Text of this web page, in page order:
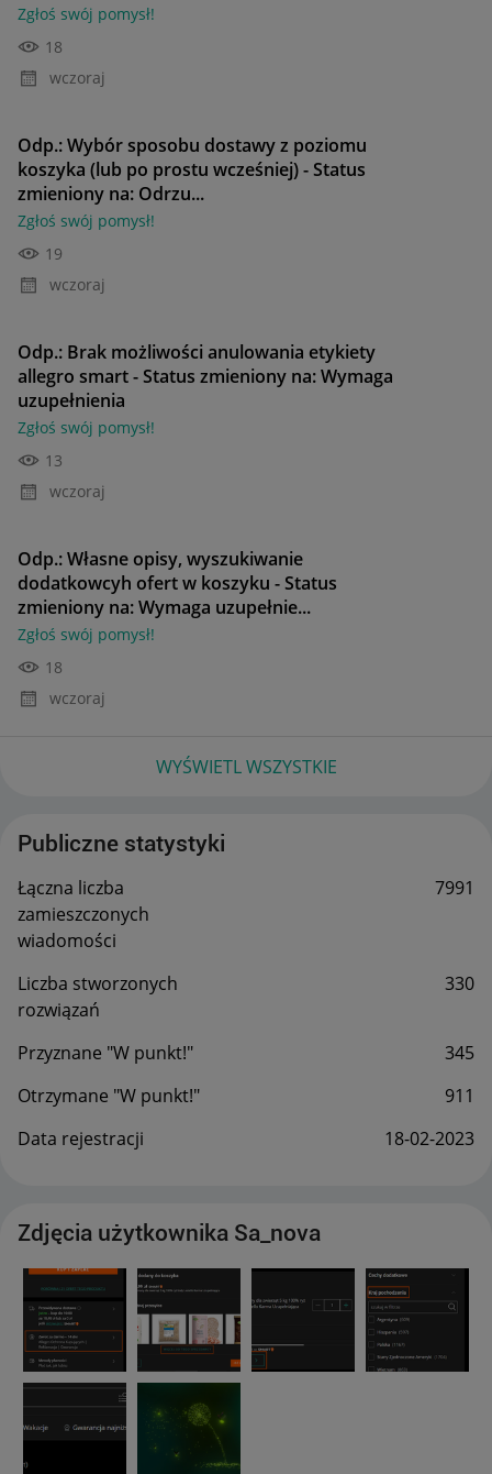
Zgłoś swój pomysł!
18
wczoraj
Odp.: Wybór sposobu dostawy z poziomu
koszyka (lub po prostu wcześniej) - Status
zmieniony na: Odrzu...
Zgłoś swój pomysł!
19
wczoraj
Odp.: Brak możliwości anulowania etykiety
allegro smart - Status zmieniony na: Wymaga
uzupełnienia
Zgłoś swój pomysł!
13
wczoraj
Odp.: Własne opisy, wyszukiwanie
dodatkowcyh ofert w koszyku - Status
zmieniony na: Wymaga uzupełnie...
Zgłoś swój pomysł!
18
wczoraj
WYŚWIETL WSZYSTKIE
Publiczne statystyki
Łączna liczba
zamieszczonych
wiadomości
7991
Liczba stworzonych
rozwiązań
330
Przyznane "W punkt!"
345
Otrzymane "W punkt!"
911
Data rejestracji
‎18-02-2023
Zdjęcia użytkownika Sa_nova